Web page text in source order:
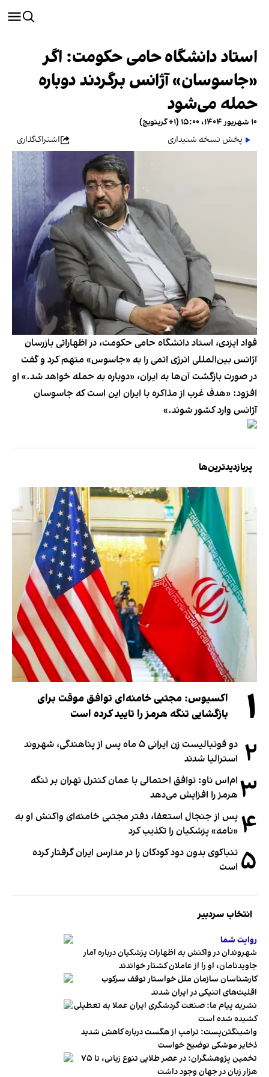
استاد دانشگاه حامی حکومت: اگر
«جاسوسان» آژانس برگردند دوباره
حمله می‌شود
۱۰ شهریور ۱۴۰۴، ۱۵:۰۰ (‎+۱ گرینویچ)
پخش نسخه شنیداری
اشتراک‌گذاری
فواد ایزدی، استاد دانشگاه حامی حکومت، در اظهاراتی بازرسان
آژانس بین‌المللی انرژی اتمی را به «جاسوس» متهم کرد و گفت
در صورت بازگشت آن‌ها به ایران، «دوباره به حمله خواهد شد.» او
افزود: «هدف غرب از مذاکره با ایران این است که جاسوسان
آژانس وارد کشور شوند.»
پربازدیدترین‌ها
۱
اکسیوس: مجتبی خامنه‌ای توافق موقت برای
بازگشایی تنگه هرمز را تایید کرده است
۲
دو فوتبالیست زن ایرانی ۵ ماه پس از پناهندگی، شهروند
استرالیا شدند
۳ ام‌اس ناو: توافق احتمالی با عمان کنترل تهران بر تنگه
هرمز را افزایش می‌دهد
۴ پس از جنجال استعفا، دفتر مجتبی خامنه‌ای واکنش او به
«نامه» پزشکیان را تکذیب کرد
۵ تنباکوی بدون دود کودکان را در مدارس ایران گرفتار کرده
است
انتخاب سردبیر
روایت شما
شهروندان در واکنش به اظهارات پزشکیان درباره آمار
جاویدنامان، او را از عاملان کشتار خواندند
کارشناسان سازمان ملل خواستار توقف سرکوب
اقلیت‌های اتنیکی در ایران شدند
نشریه پیام ما: صنعت گردشگری ایران عملا به تعطیلی
کشیده شده است
واشینگتن‌پست: ترامپ از هگست درباره کاهش شدید
ذخایر موشکی توضیح خواست
تخمین پژوهشگران: در عصر طلایی تنوع زبانی، تا ۷۵
هزار زبان در جهان وجود داشت